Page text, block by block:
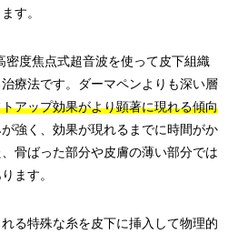
す。
密度焦点式超音波を使って皮下組織
療法です。ダーマペンよりも深い層
アップ効果がより顕著に現れる傾向
強く、効果が現れるまでに時間がか
骨ばった部分や皮膚の薄い部分では
ます。
る特殊な糸を皮下に挿入して物理的